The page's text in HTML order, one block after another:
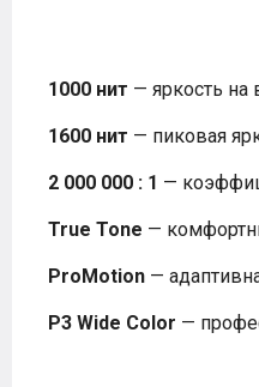
1000 нит — яркость на
1600 нит — пиковая
2 000 000 : 1 —
True Tone —
ProMotion —
P3 Wide Color —